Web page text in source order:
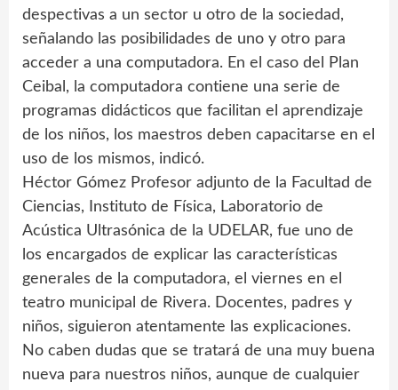
despectivas a un sector u otro de la sociedad,
señalando las posibilidades de uno y otro para
acceder a una computadora. En el caso del Plan
Ceibal, la computadora contiene una serie de
programas didácticos que facilitan el aprendizaje
de los niños, los maestros deben capacitarse en el
uso de los mismos, indicó.
Héctor Gómez Profesor adjunto de la Facultad de
Ciencias, Instituto de Física, Laboratorio de
Acústica Ultrasónica de la UDELAR, fue uno de
los encargados de explicar las características
generales de la computadora, el viernes en el
teatro municipal de Rivera. Docentes, padres y
niños, siguieron atentamente las explicaciones.
No caben dudas que se tratará de una muy buena
nueva para nuestros niños, aunque de cualquier